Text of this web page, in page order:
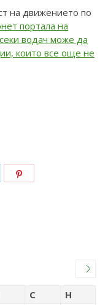
на движението по
портала на
водач може да
които все още не
С Н